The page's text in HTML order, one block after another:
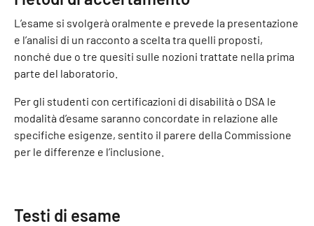
L’esame si svolgerà oralmente e prevede la presentazione
e l’analisi di un racconto a scelta tra quelli proposti,
nonché due o tre quesiti sulle nozioni trattate nella prima
parte del laboratorio.
Per gli studenti con certificazioni di disabilità o DSA le
modalità d’esame saranno concordate in relazione alle
specifiche esigenze, sentito il parere della Commissione
per le differenze e l’inclusione.
Testi di esame